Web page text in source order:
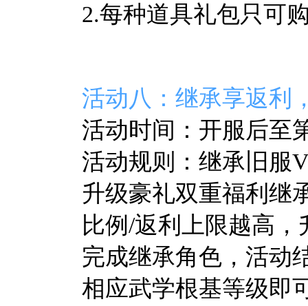
2.每种道具礼包只可
活动八：继承享返利
活动时间：开服后至
活动规则：继承旧服
升级豪礼双重福利继
比例/返利上限越高
完成继承角色，活动
相应武学根基等级即